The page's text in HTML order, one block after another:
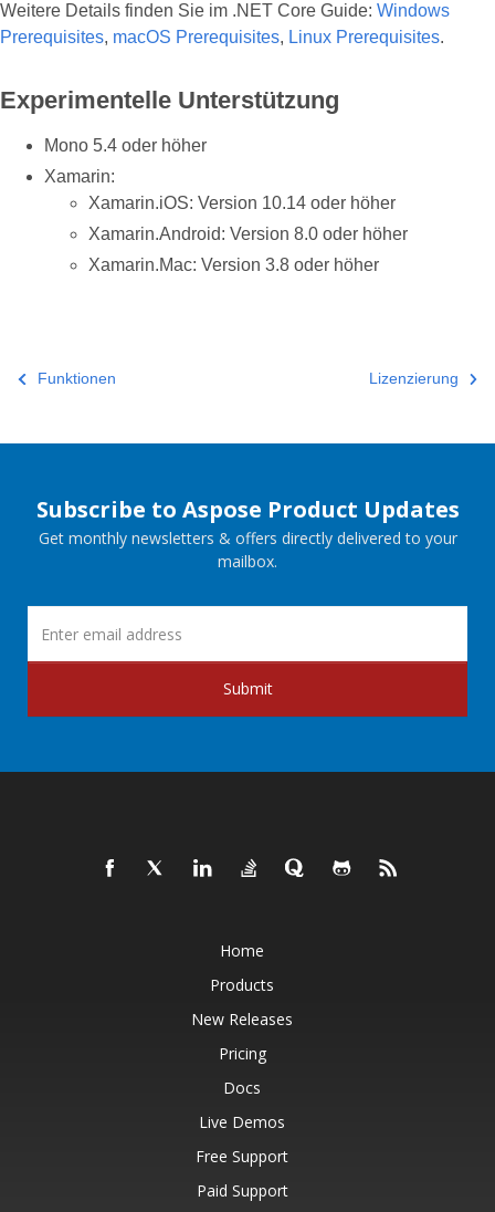
Weitere Details finden Sie im .NET Core Guide: Windows
Prerequisites, macOS Prerequisites, Linux Prerequisites.
Experimentelle Unterstützung
Mono 5.4 oder höher
Xamarin:
Xamarin.iOS: Version 10.14 oder höher
Xamarin.Android: Version 8.0 oder höher
Xamarin.Mac: Version 3.8 oder höher
Funktionen Lizenzierung
Subscribe to Aspose Product Updates
Get monthly newsletters & offers directly delivered to your
mailbox.
Submit
Home
Products
New Releases
Pricing
Docs
Live Demos
Free Support
Paid Support